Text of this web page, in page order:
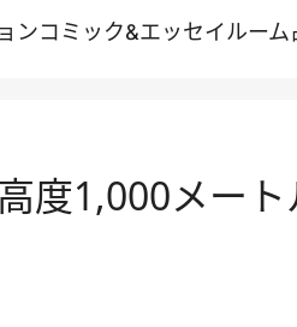
ンコミック&エッセイルーム
度1,000メー